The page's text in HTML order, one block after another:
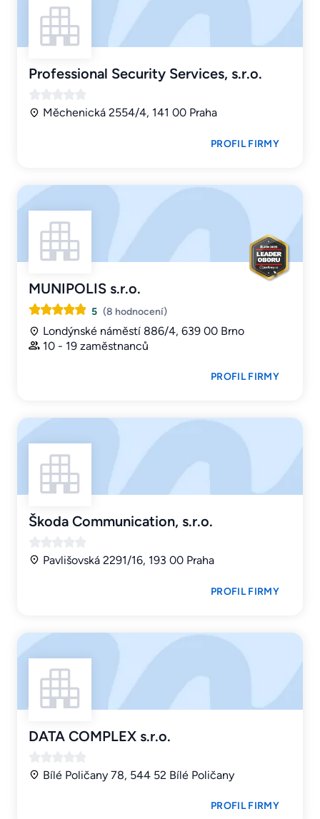
Professional Security Services, s.r.o.
Měchenická 2554/4, 141 00 Praha
PROFIL FIRMY
MUNIPOLIS s.r.o.
5 (8 hodnocení)
Londýnské náměstí 886/4, 639 00 Brno
10 - 19 zaměstnanců
PROFIL FIRMY
Škoda Communication, s.r.o.
Pavlišovská 2291/16, 193 00 Praha
PROFIL FIRMY
DATA COMPLEX s.r.o.
Bílé Poličany 78, 544 52 Bílé Poličany
PROFIL FIRMY